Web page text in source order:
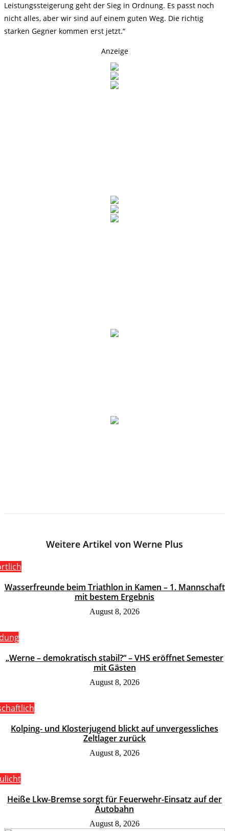
Leistungssteigerung geht der Sieg in Ordnung. Es passt noch
nicht alles, aber wir sind auf einem guten Weg. Die richtig
starken Gegner kommen erst jetzt.“
Anzeige
Weitere Artikel von Werne Plus
Wasserfreunde beim Triathlon in Kamen – 1. Mannschaft
mit bestem Ergebnis
August 8, 2026
„Werne – demokratisch stabil?“ – VHS eröffnet Semester
mit Gästen
August 8, 2026
Kolping- und Klosterjugend blickt auf unvergessliches
Zeltlager zurück
August 8, 2026
Heiße Lkw-Bremse sorgt für Feuerwehr-Einsatz auf der
Autobahn
August 8, 2026